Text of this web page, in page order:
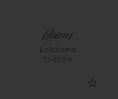
Бейсболка
55 600 ₽